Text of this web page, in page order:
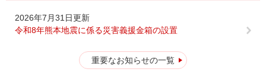
2026年7月31日更新
令和8年熊本地震に係る災害義援金箱の設置
重要なお知らせの一覧